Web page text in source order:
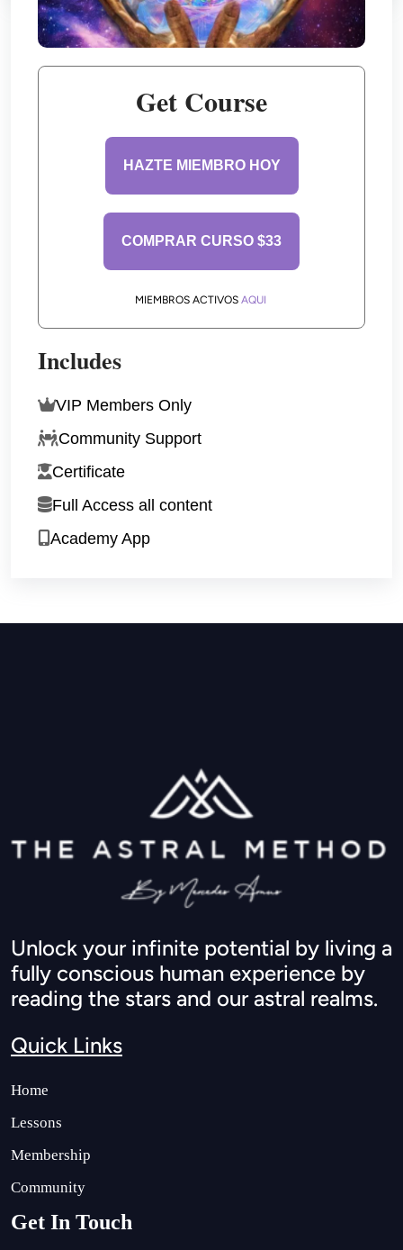
Get Course
HAZTE MIEMBRO HOY
COMPRAR CURSO $33
MIEMBROS ACTIVOS AQUI
Includes
VIP Members Only
Community Support
Certificate
Full Access all content
Academy App
Unlock your infinite potential by living a
fully conscious human experience by
reading the stars and our astral realms.
Quick Links
Home
Lessons
Membership
Community
Get In Touch